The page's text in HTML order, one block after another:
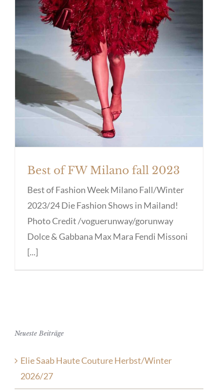
Best of FW Milano fall 2023
Best of FW Milano fall 2023
Best of Fashion Week Milano Fall/Winter
2023/24 Die Fashion Shows in Mailand!
Photo Credit /voguerunway/gorunway
Dolce & Gabbana Max Mara Fendi Missoni
[...]
Neueste Beiträge
Elie Saab Haute Couture Herbst/Winter
2026/27